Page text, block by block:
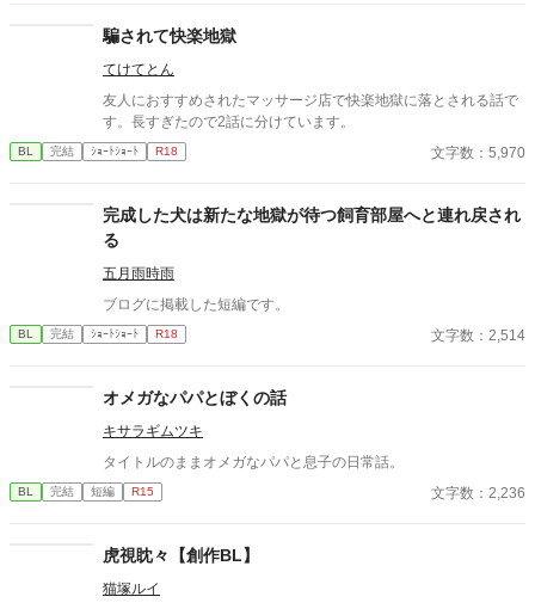
クシーボイス ・良識はある人 ▼杉村 達也(すぎむら たつや) 受
・土木作業員 ・敏感体質 ・快楽に流されやすい。すぐ喘ぐ ・性
格も見た目も男前 【登場人物(第二弾の人たち)】 ▼四ノ宮 葵(し
のみや あおい) 攻 ・マッサージ店の施術者のひとり。 ・店では
年齢は下から二番目。経歴は店長の次に長い。敏腕。 ・顔と名前
トは区別してる。はずだった。 ▼九重 柚葉(ここのえ ゆずは) 受
れコミュ障。 ・無自覚ドM。乱れるときは乱れる 作品はすべて個
人サイト(http://lyze.jp/nyanko03/)からの転載です。 徐々に移動し
ていきたいと思いますが、作品数は個人サイトが一番多いです。
よろしくお願いいたします。
騙されて快楽地獄
てけてとん
友人におすすめされたマッサージ店で快楽地獄に落とされる話で
す。長すぎたので2話に分けています。
BL 完結 ｼｮｰﾄｼｮｰﾄ R18 文字数：5,970
完成した犬は新たな地獄が待つ飼育部屋へと連れ戻され
る
五月雨時雨
ブログに掲載した短編です。
BL 完結 ｼｮｰﾄｼｮｰﾄ R18 文字数：2,514
オメガなパパとぼくの話
キサラギムツキ
タイトルのままオメガなパパと息子の日常話。
BL 完結 短編 R15 文字数：2,236
虎視眈々【創作BL】
猫塚ルイ